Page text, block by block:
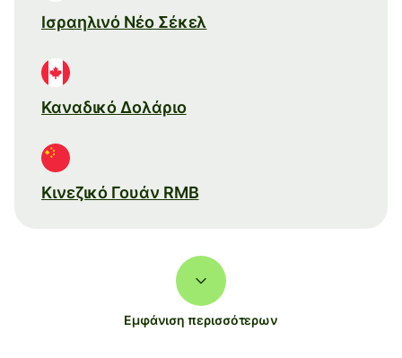
Ισραηλινό Νέο Σέκελ
Καναδικό Δολάριο
Κινεζικό Γουάν RMB
Εμφάνιση περισσότερων